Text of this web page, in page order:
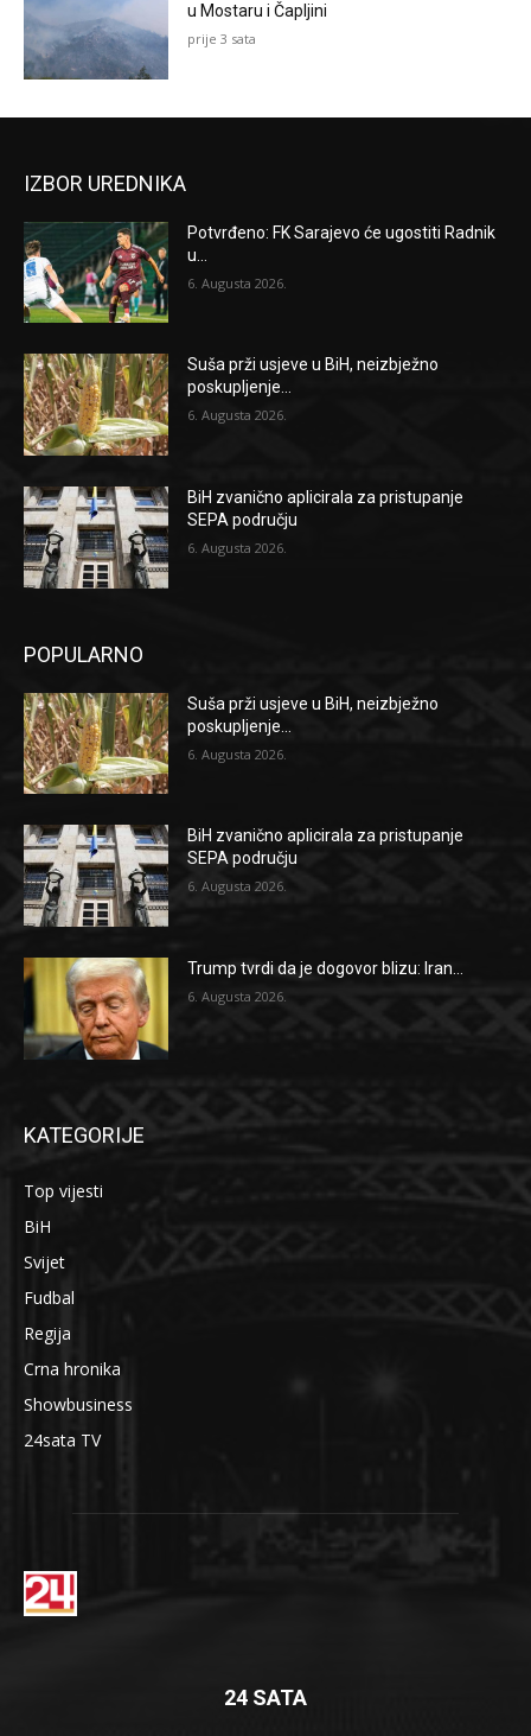
u Mostaru i Čapljini
prije 3 sata
IZBOR UREDNIKA
Potvrđeno: FK Sarajevo će ugostiti Radnik
u...
6. Augusta 2026.
Suša prži usjeve u BiH, neizbježno
poskupljenje...
6. Augusta 2026.
BiH zvanično aplicirala za pristupanje
SEPA području
6. Augusta 2026.
POPULARNO
Suša prži usjeve u BiH, neizbježno
poskupljenje...
6. Augusta 2026.
BiH zvanično aplicirala za pristupanje
SEPA području
6. Augusta 2026.
Trump tvrdi da je dogovor blizu: Iran...
6. Augusta 2026.
KATEGORIJE
Top vijesti
BiH
Svijet
Fudbal
Regija
Crna hronika
Showbusiness
24sata TV
24 SATA